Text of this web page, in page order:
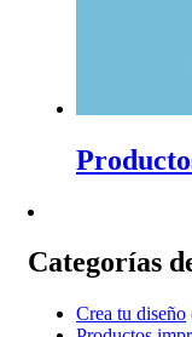
Categorías
Crea tu diseño